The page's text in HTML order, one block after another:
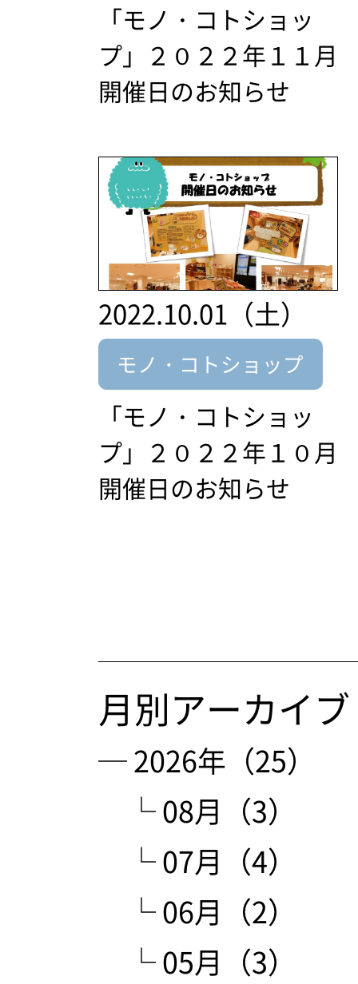
「モノ・コトショッ
プ」２０２２年１１月
開催日のお知らせ
2022.10.01（土）
モノ・コトショップ
「モノ・コトショッ
プ」２０２２年１０月
開催日のお知らせ
月別アーカイブ
─ 2026年（25）
└ 08月（3）
└ 07月（4）
└ 06月（2）
└ 05月（3）